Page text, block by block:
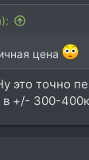
цена
это точно
+/- 300-